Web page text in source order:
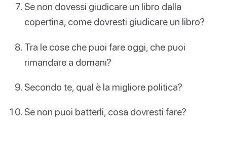
Se non dovessi giudicare un libro dalla
copertina, come dovresti giudicare un libro?
Tra le cose che puoi fare oggi, che puoi
rimandare a domani?
Secondo te, qual è la migliore politica?
Se non puoi batterli, cosa dovresti fare?